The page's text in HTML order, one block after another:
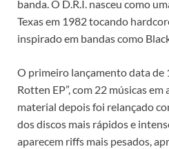
banda. O D.R.I. nasceu como
Texas em 1982 tocando
inspirado em bandas como
O primeiro lançamento data de
Rotten EP”, com 22 músicas
material depois foi relançado
dos discos mais rápidos e
aparecem riffs mais pesados,